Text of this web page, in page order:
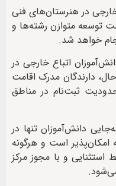
در هنرستان‌های فنی
توسعه متوازن رشته‌ها و
خواهد شد.
اتباع خارجی در
دارندگان مدرک اقامت
ثبت‌نام در مناطق
دانش‌آموزان تنها در
امکان‌پذیر است و هرگونه
استثنایی و با مجوز مرکز